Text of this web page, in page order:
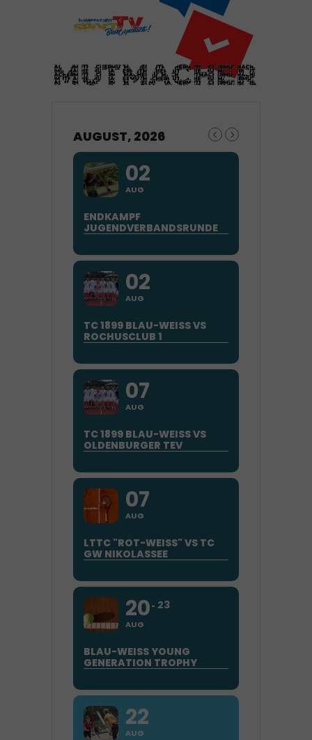
AUGUST, 2026
02
AUG
ENDKAMPF
JUGENDVERBANDSRUNDE
02
AUG
TC 1899 BLAU-WEISS VS
ROCHUSCLUB 1
07
AUG
TC 1899 BLAU-WEISS VS
OLDENBURGER TEV
07
AUG
LTTC "ROT-WEISS" VS TC G
W NIKOLASSEE
20
AUG
23
BLAU-WEISS YOUNG
GENERATION TROPHY
22
AUG